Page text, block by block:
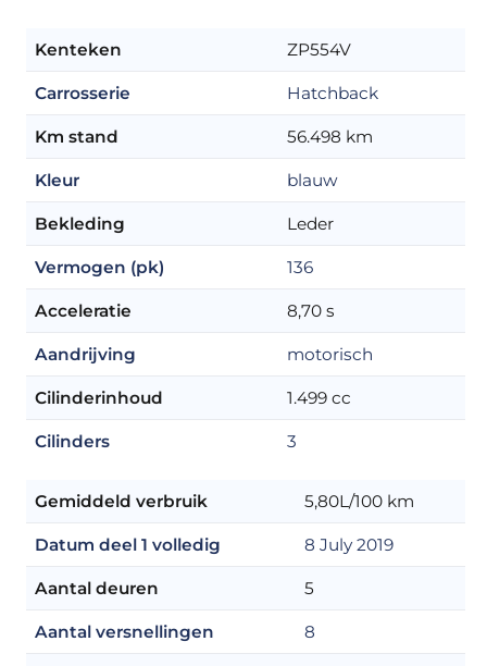
Kenteken ZP554V
Carrosserie Hatchback
Km stand 56.498 km
Kleur blauw
Bekleding Leder
Vermogen (pk) 136
Acceleratie 8,70 s
Aandrijving motorisch
Cilinderinhoud 1.499 cc
Cilinders 3
Gemiddeld verbruik 5,80L/100 km
Datum deel 1 volledig 8 July 2019
Aantal deuren 5
Aantal versnellingen 8